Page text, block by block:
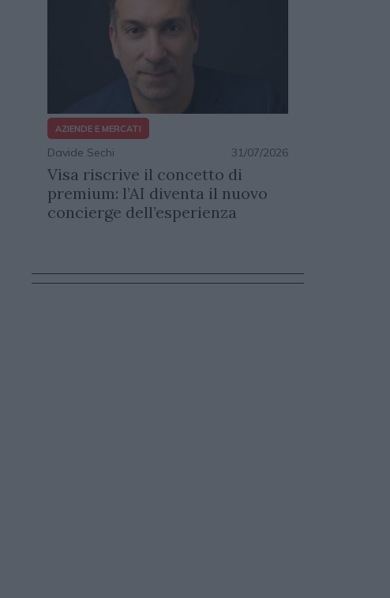
AZIENDE E MERCATI
Davide Sechi 31/07/2026
Visa riscrive il concetto di
premium: l’AI diventa il nuovo
concierge dell’esperienza